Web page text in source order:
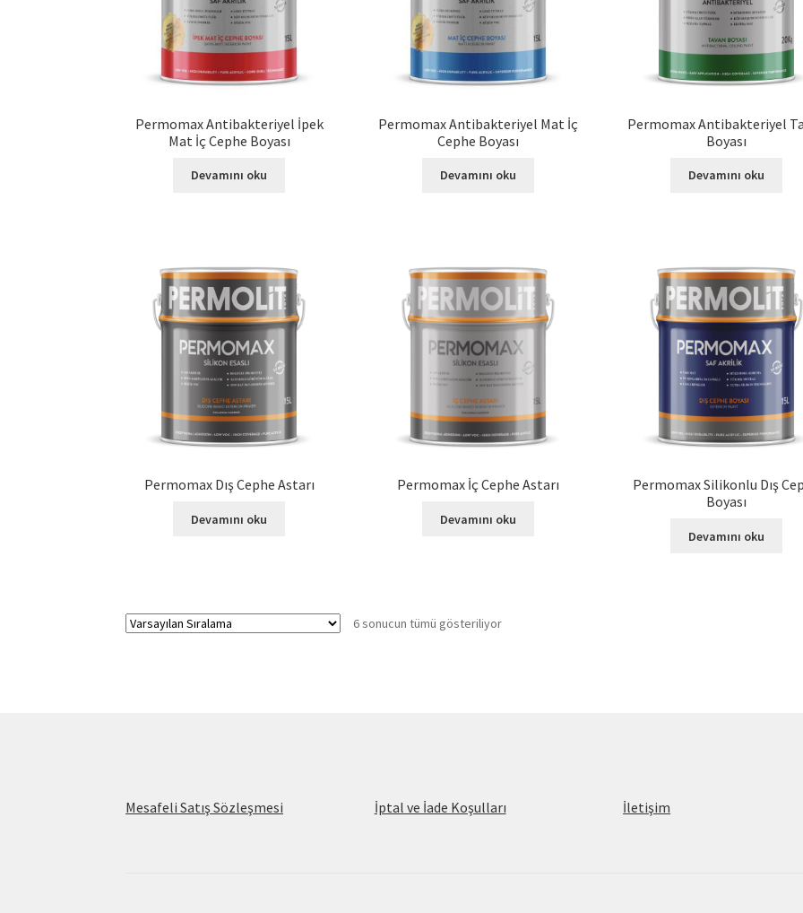
Permomax Antibakteriyel İpek
Mat İç Cephe Boyası
Devamını oku
Permomax Antibakteriyel Mat İç
Cephe Boyası
Devamını oku
Permomax Antibakteriyel
Boyası
Devamını oku
Permomax Dış Cephe Astarı
Devamını oku
Permomax İç Cephe Astarı
Devamını oku
Permomax Silikonlu Dış
Boyası
Devamını oku
6 sonucun tümü gösteriliyor
Mesafeli Satış Sözleşmesi İptal ve İade Koşulları İletişim